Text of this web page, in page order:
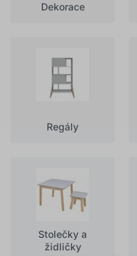
Dekorace
Regály
Stolečky a
židličky